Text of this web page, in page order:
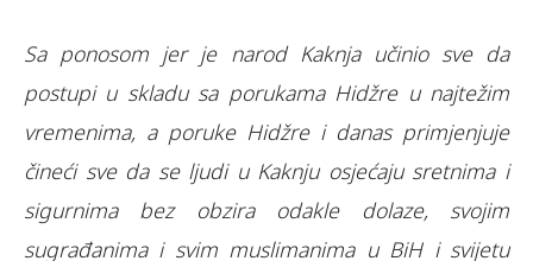
Sa ponosom jer je narod Kaknja učinio sve da
postupi u skladu sa porukama Hidžre u najtežim
vremenima, a poruke Hidžre i danas primjenjuje
čineći sve da se ljudi u Kaknju osjećaju sretnima i
sigurnima bez obzira odakle dolaze, svojim
sugrađanima i svim muslimanima u BiH i svijetu